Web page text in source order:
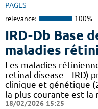
PAGES
relevance: 100%
IRD-Db Base
maladies
Les maladies
retinal disease – IRD)
clinique et génétique
la plus courante est
18/02/2026 15:25